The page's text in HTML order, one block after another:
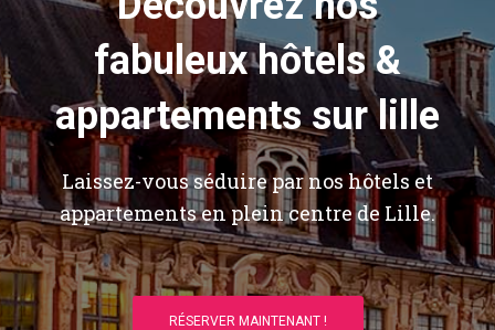
fabuleux hôtels &
appartements sur lille
Laissez-vous séduire par nos hôtels et
appartements en plein centre de Lille.
RÉSERVER MAINTENANT !